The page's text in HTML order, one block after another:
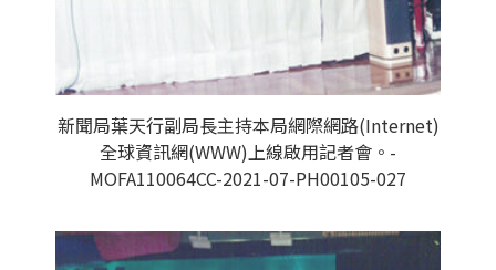
新聞局葉天行副局長主持本局網際網路(Internet)
全球資訊網(WWW)上線啟用記者會。-
MOFA110064CC-2021-07-PH00105-027